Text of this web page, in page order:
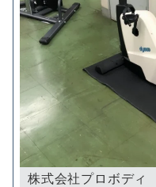
株式会社プロボディ